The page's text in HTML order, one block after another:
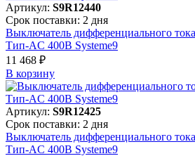
Артикул: S9R12440
Срок поставки: 2 дня
Выключатель дифференциального
Тип-AC 400В Systeme9
11 468 ₽
В корзинy
Артикул: S9R12425
Срок поставки: 2 дня
Выключатель дифференциального
Тип-AC 400В Systeme9